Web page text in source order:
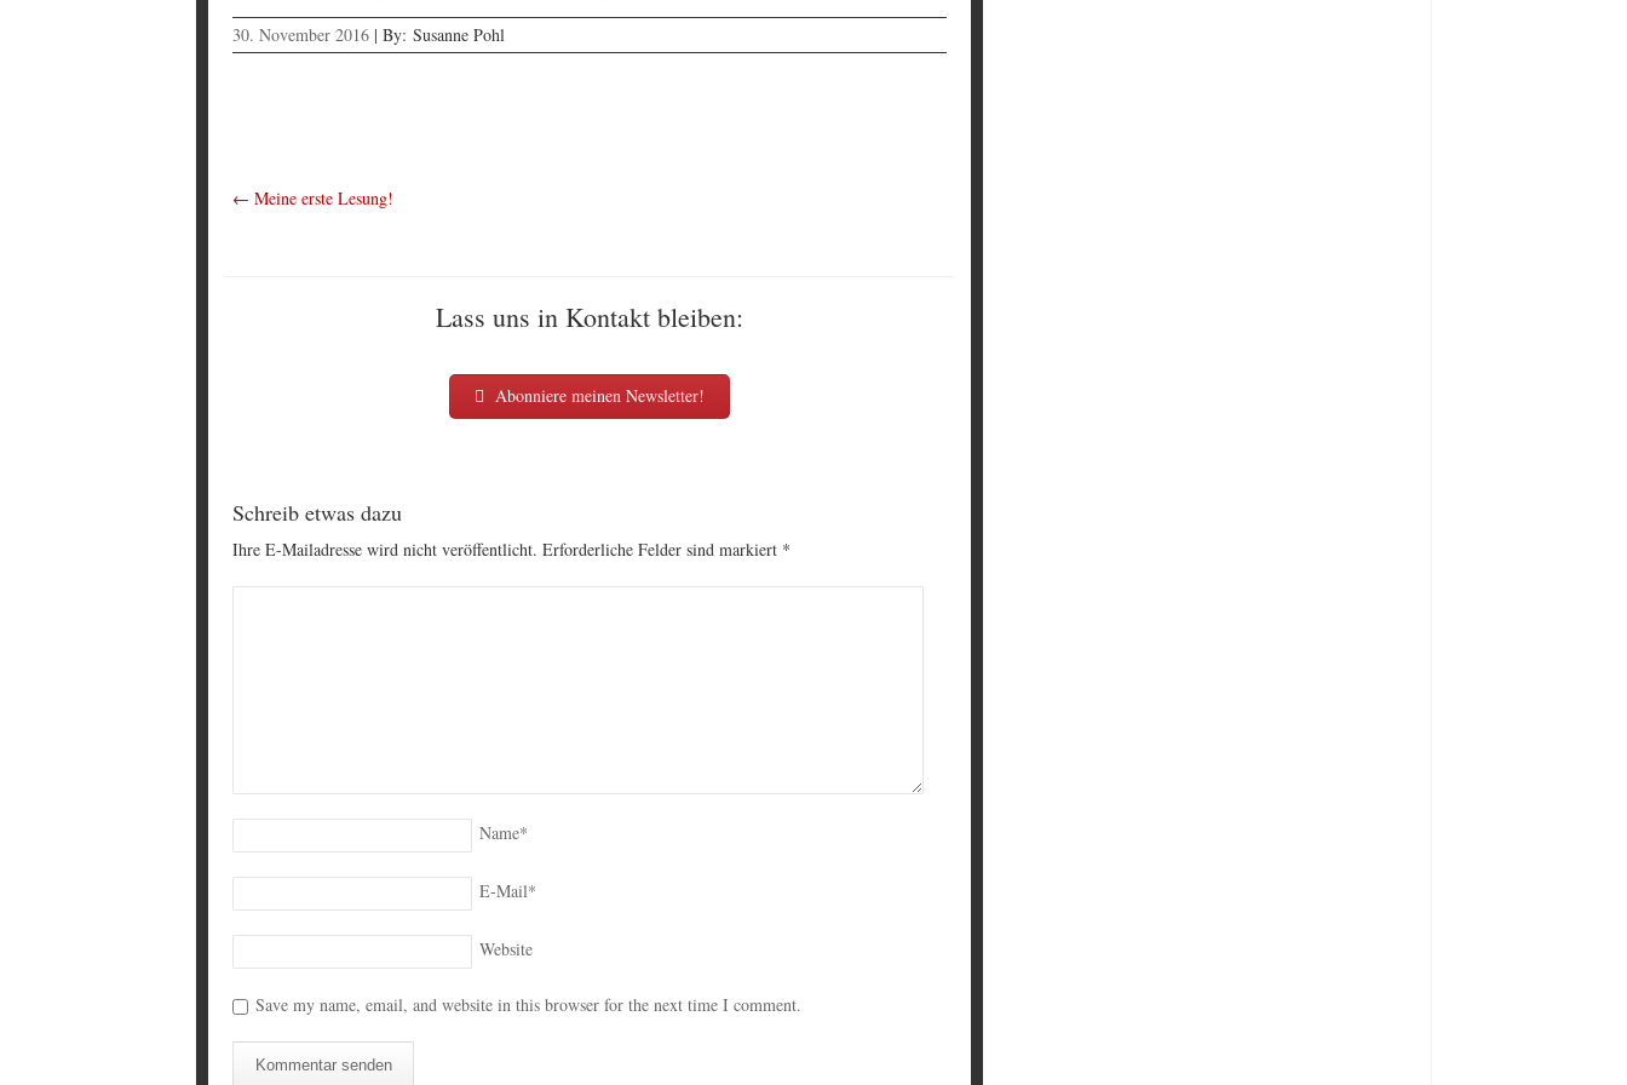
30. November 2016 | By: Susanne Pohl
← Meine erste Lesung!
Lass uns in Kontakt bleiben:
Abonniere meinen Newsletter!
Schreib etwas dazu
Ihre E-Mailadresse wird nicht veröffentlicht. Erforderliche Felder sind markiert *
Name*
E-Mail*
Website
Save my name, email, and website in this browser for the next time I comment.